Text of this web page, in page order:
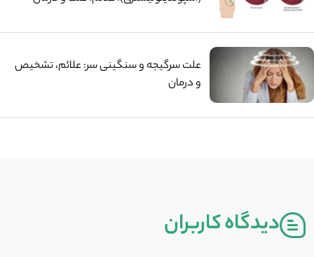
علت سرگیجه و سنگینی سر: علائم، تشخیص
و درمان
دیدگاه کاربران